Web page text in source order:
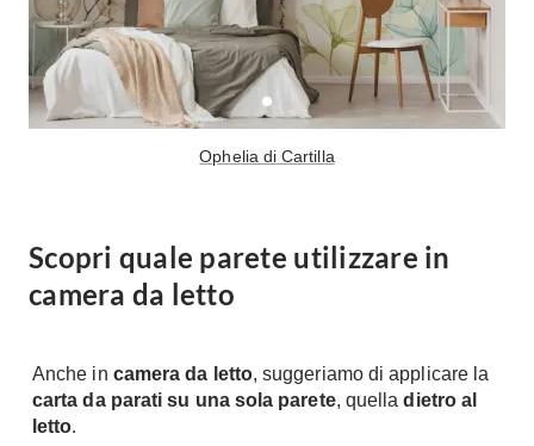
Ophelia di Cartilla
Scopri quale parete utilizzare in
camera da letto
Anche in camera da letto, suggeriamo di applicare la
carta da parati su una sola parete, quelladietro al
letto.